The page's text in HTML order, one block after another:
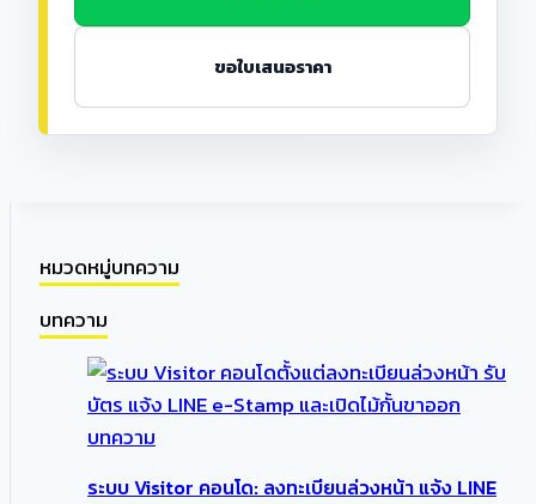
ขอใบเสนอราคา
หมวดหมู่บทความ
บทความ
บทความ
ระบบ Visitor คอนโด: ลงทะเบียนล่วงหน้า แจ้ง LINE